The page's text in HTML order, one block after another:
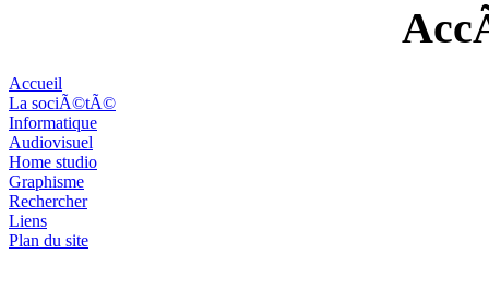
Accueil
La sociÃ©tÃ©
Informatique
Audiovisuel
Home studio
Graphisme
Rechercher
Liens
Plan du site